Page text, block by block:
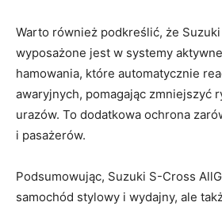
Warto również podkreślić, że
wyposażone jest w systemy
hamowania, które ⁤automatycznie
awaryjnych, pomagając zmniejszyć
urazów. ⁤To dodatkowa ochrona
i pasażerów.
Podsumowując, Suzuki S-Cross
samochód ⁣stylowy i⁣ wydajny, ale